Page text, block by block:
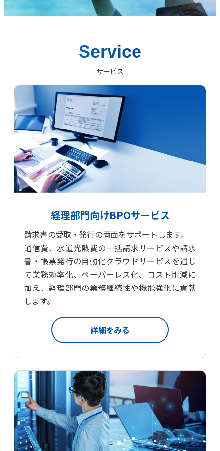
Service
サービス
経理部門向けBPOサービス
請求書の受取・発行の両面をサポートします。
通信費、水道光熱費の一括請求サービスや請求
書・帳票発行の自動化クラウドサービスを通じ
て業務効率化、ペーパーレス化、コスト削減に
加え、経理部門の業務継続性や機能強化に貢献
します。
詳細をみる